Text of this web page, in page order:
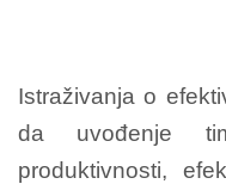
Istraživanja o
da uvođenje
produktivnosti,